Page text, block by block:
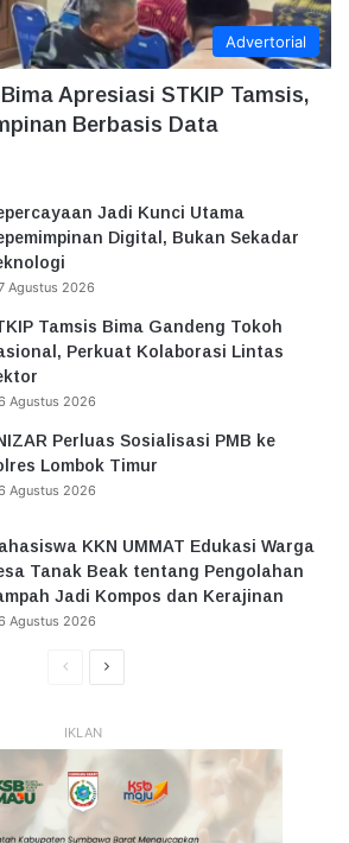
Advertorial
Apresiasi STKIP Tamsis,
Berbasis Data
Jadi Kunci Utama
Digital, Bukan Sekadar
Agustus 2026
Tamsis Bima Gandeng Tokoh
Perkuat Kolaborasi Lintas
Agustus 2026
Perluas Sosialisasi PMB ke
Lombok Timur
Agustus 2026
KKN UMMAT Edukasi Warga
Tanak Beak tentang Pengolahan
Jadi Kompos dan Kerajinan
Agustus 2026
HalamanHalaman
IKLAN